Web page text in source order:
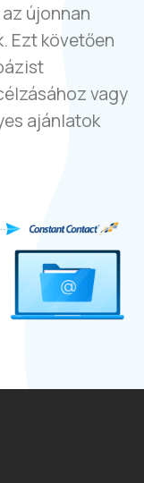
újonnan
Ezt követően
vagy
ajánlatok